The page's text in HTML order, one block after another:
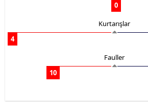
0
Kurtarışlar
4
Fauller
10